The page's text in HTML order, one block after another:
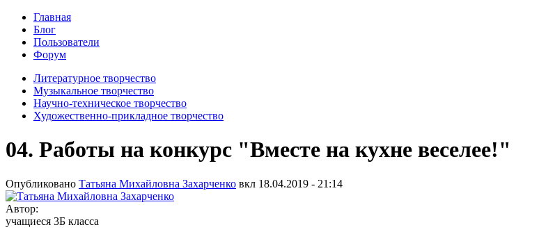
Главная
Блог
Пользователи
Форум
Литературное творчество
Музыкальное творчество
Научно-техническое творчество
Художественно-прикладное творчество
04. Работы на конкурс "Вместе на кухне веселее!"
Опубликовано Татьяна Михайловна Захарченко вкл 18.04.2019 - 21:14
Автор:
учащиеся 3Б класса